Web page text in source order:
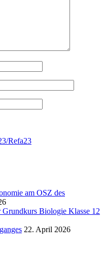
Refa23
am OSZ des
Biologie Klasse 12
22. April 2026